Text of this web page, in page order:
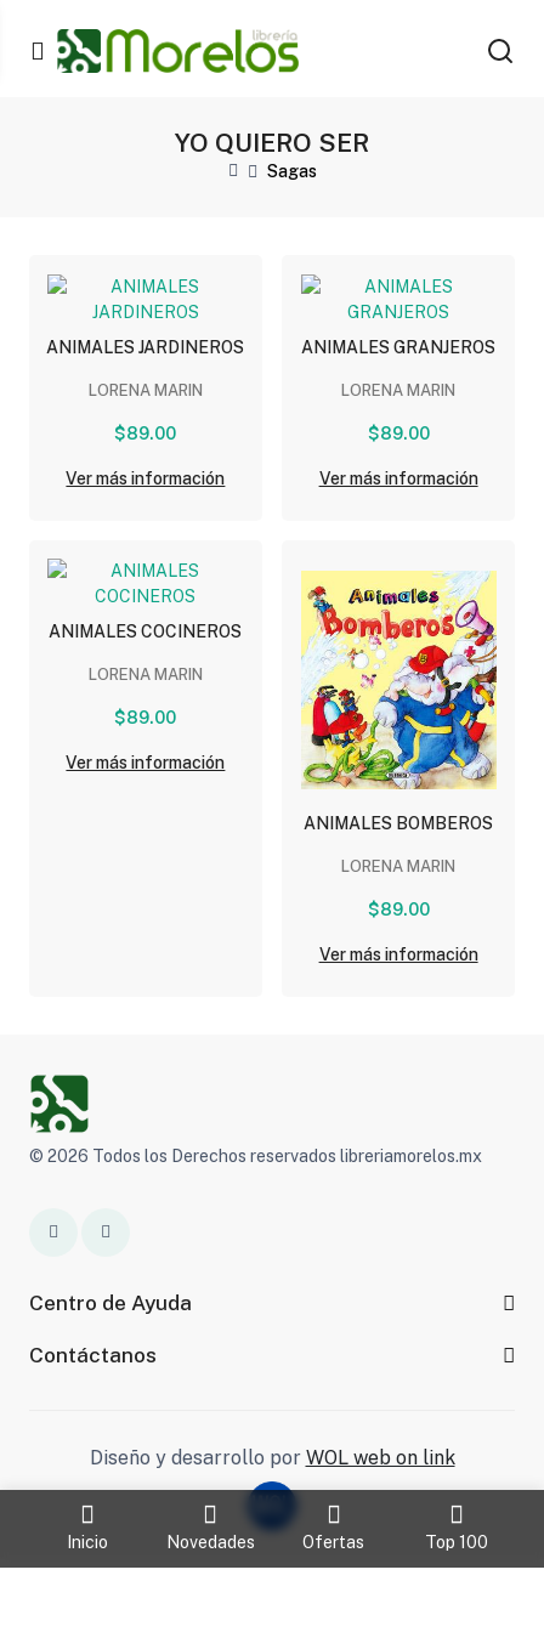
Inicio Novedades Ofertas Top 100
YO QUIERO SER
Sagas
ANIMALES JARDINEROS
LORENA MARIN
$89.00
Ver más información
ANIMALES GRANJEROS
LORENA MARIN
$89.00
Ver más información
ANIMALES COCINEROS
LORENA MARIN
$89.00
Ver más información
ANIMALES BOMBEROS
LORENA MARIN
$89.00
Ver más información
© 2026 Todos los Derechos reservados libreriamorelos.mx
Centro de Ayuda
Contáctanos
Diseño y desarrollo por WOL web on link